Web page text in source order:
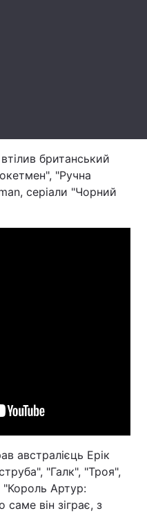
британський
"Ручна
серіали "Чорний
австралієць Ерік
"Галк", "Троя",
Артур:
він зіграє, з